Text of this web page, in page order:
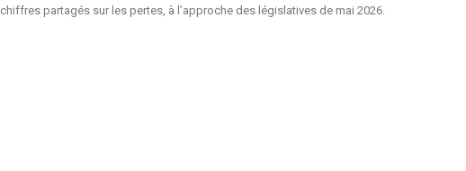
chiffres partagés sur les pertes, à l’approche des législatives de mai 2026.